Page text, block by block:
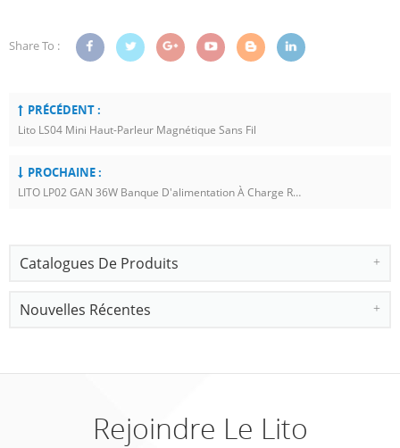
Share To :
PRÉCÉDENT :
Lito LS04 Mini Haut-Parleur Magnétique Sans Fil
PROCHAINE :
LITO LP02 GAN 36W Banque D'alimentation À Charge Rapide 20000mAh
Catalogues De Produits
Nouvelles Récentes
Rejoindre Le Lito